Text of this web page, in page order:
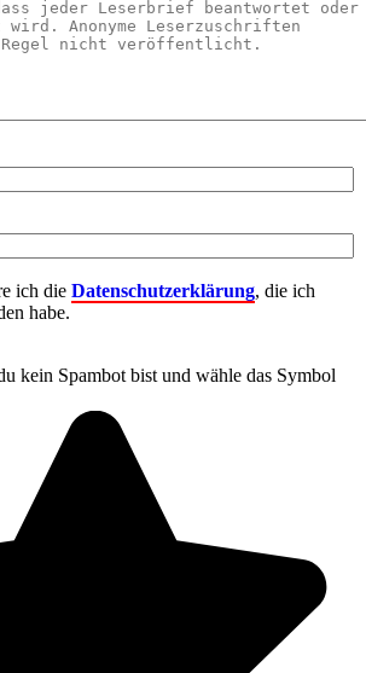
ich die Datenschutzerklärung, die ich
habe.
kein Spambot bist und wähle das Symbol